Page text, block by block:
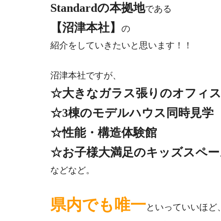
Standardの本拠地である
【沼津本社】
の
紹介をしていきたいと思います！！
沼津本社ですが、
☆大きなガラス張りのオフィス
☆3棟のモデルハウス同時見学
☆性能・構造体験館
☆お子様大満足のキッズスペー
などなど。
県内でも唯一といっていいほど、